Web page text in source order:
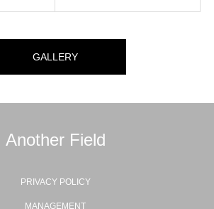
GALLERY
Another Field
PRIVACY POLICY
MANAGEMENT